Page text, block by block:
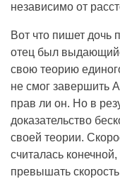
независимо от
Вот что пишет
отец был
свою теорию
не смог завершить
прав ли он. Но в
доказательство
своей теории.
считалась
превышать